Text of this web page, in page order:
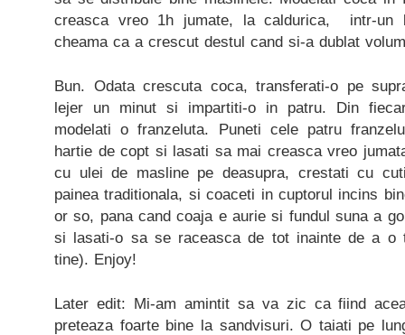
creasca vreo 1h jumate, la caldurica, intr-un
cheama ca a crescut destul cand si-a dublat
Bun. Odata crescuta coca, transferati-o pe
lejer un minut si impartiti-o in patru. Din
modelati o franzeluta. Puneti cele patru
hartie de copt si lasati sa mai creasca vreo
cu ulei de masline pe deasupra, crestati cu
painea traditionala, si coaceti in cuptorul incins
or so, pana cand coaja e aurie si fundul suna a
si lasati-o sa se raceasca de tot inainte de a o
tine). Enjoy!
Later edit: Mi-am amintit sa va zic ca fiind
preteaza foarte bine la sandvisuri. O taiati pe